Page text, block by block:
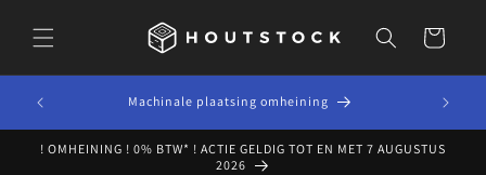
passer
au
Panier
OP Machinale plaatsing omheining
! OMHEINING ! 0% BTW* ! ACTIE GELDIG TOT EN MET 7 AUGUSTUS
2026